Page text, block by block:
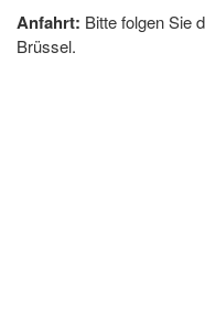
Anfahrt: Bitte folgen Sie
Brüssel.